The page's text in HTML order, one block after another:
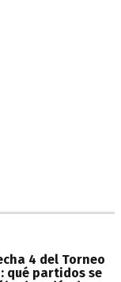
4 del Torneo
qué partidos se